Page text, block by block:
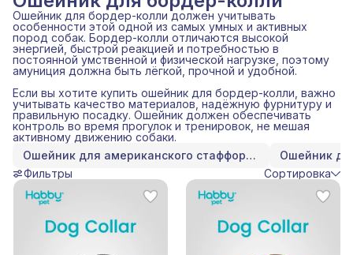
Ошейник для бордер-колли должен учитывать
особенности этой одной из самых умных и активных
пород собак. Бордер-колли отличаются высокой
энергией, быстрой реакцией и потребностью в
постоянной умственной и физической нагрузке, поэтому
амуниция должна быть лёгкой, прочной и удобной.
Если вы хотите купить ошейник для бордер-колли, важно
учитывать качество материалов, надёжную фурнитуру и
правильную посадку. Ошейник должен обеспечивать
контроль во время прогулок и тренировок, не мешая
активному движению собаки.
Ошейник для американского стаффордширского терьера
Ошейник
Фильтры
Сортировка